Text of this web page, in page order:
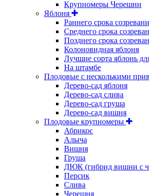
Крупномеры Черешни
Яблоня
Раннего срока
Среднего срока
Позднего срока
Колоновидная яблоня
Лучшие сорта яблонь
На штамбе
Плодовые с несколькими
Дерево-сад яблоня
Дерево-сад слива
Дерево-сад груша
Дерево-сад вишня
Плодовые крупномеры
Абрикос
Алыча
Вишня
Груша
ДЮК (гибрид вишни с
Персик
Слива
Черешня